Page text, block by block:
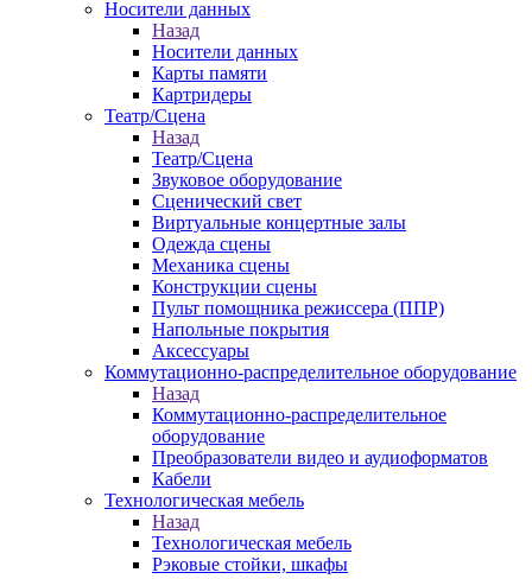
Носители данных
Назад
Носители данных
Карты памяти
Картридеры
Театр/Сцена
Назад
Театр/Сцена
Звуковое оборудование
Сценический свет
Виртуальные концертные залы
Одежда сцены
Механика сцены
Конструкции сцены
Пульт помощника режиссера (ППР)
Напольные покрытия
Аксессуары
Коммутационно-распределительное оборудование
Назад
Коммутационно-распределительное
оборудование
Преобразователи видео и аудиоформатов
Кабели
Технологическая мебель
Назад
Технологическая мебель
Рэковые стойки, шкафы